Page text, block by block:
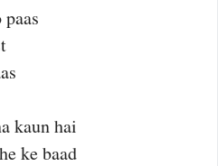
kaun hai
ke baad